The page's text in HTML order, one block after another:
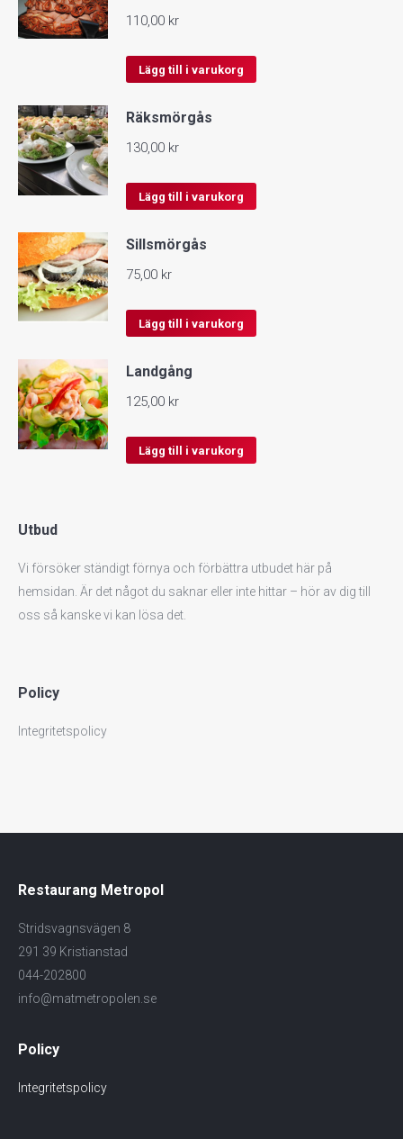
110,00 kr
Lägg till i varukorg
Räksmörgås
130,00 kr
Lägg till i varukorg
Sillsmörgås
75,00 kr
Lägg till i varukorg
Landgång
125,00 kr
Lägg till i varukorg
Utbud
Vi försöker ständigt förnya och förbättra utbudet här på
hemsidan. Är det något du saknar eller inte hittar – hör av dig till
oss så kanske vi kan lösa det.
Policy
Integritetspolicy
Restaurang Metropol
Stridsvagnsvägen 8
291 39 Kristianstad
044-202800
info@matmetropolen.se
Policy
Integritetspolicy